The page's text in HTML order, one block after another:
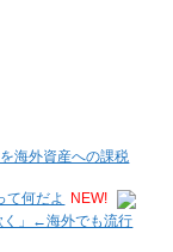
海外資産への課税
て何だよ
NEW!
く」←海外でも流行